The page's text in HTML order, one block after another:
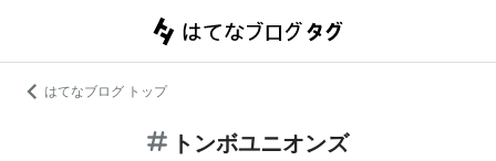
はてなブログ トップ
トンボユニオンズ